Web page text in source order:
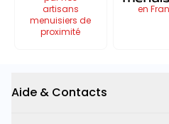
artisans
menuisiers de
proximité
en
Aide & Contacts